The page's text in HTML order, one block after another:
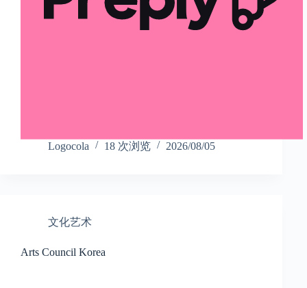
Logocola 18 次浏览 2026/08/05
文化艺术
Arts Council Korea